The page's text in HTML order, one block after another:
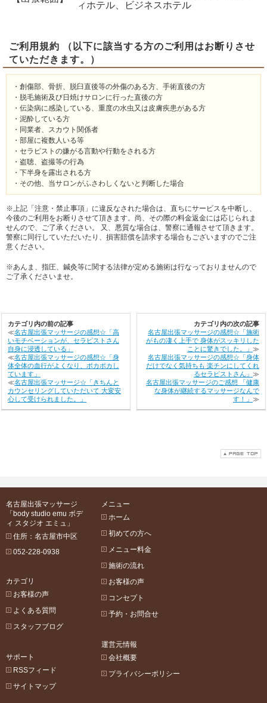
ィホテル、ビジネスホテル
ご利用規約 （以下に該当する方のご利用はお断りさせ
ていただきます。）
・創傷部、骨折、脱臼直後等の外傷のある方、手術直後の方
・脱毛施術及び日焼けサロンに行った直後の方
・伝染病に感染している、重度の水虫又は皮膚疾患がある方
・泥酔している方
・同業者、スカウト関係者
・部屋に複数人いる等
・セラピストの嫌がる言動や行動をされる方
・盗聴、盗撮等の行為
・下半身を露出される方
・その他、当サロンがふさわしくないと判断した場合
※上記「注意・禁止事項」に違反なされた場合は、直ちにサービスを中断し、
今後のご利用をお断りさせて頂きます。尚、その際の料金返金には応じられま
せんので、ご了承ください。 又、悪質な場合は、警察に通報させて頂きます。
警察に同行していただいたり、損害賠償を請求する場合もございますのでご注
意ください。
※あんま、指圧、鍼灸等に関する法律が定める施術は行なっておりませんので
ご了承くださいませ。
カテゴリ内の前の記事
≪名古屋出張マッサージの感想☆「高
いモチベーションが、セラピストさん
自身に浸透している」
≪名古屋出張マッサージの感想☆「身
体全体の血行がよくなり、ポカポカし
ています」
≪名古屋出張マッサージ☆「きちんと
カウンセリングしていただいて 大変安
心して受けられました。」
カテゴリ内の次の記事
名古屋出張マッサージの感想☆「施術
がもの凄く上手で 身体がスッキリした
ことに驚きでした。」 ≫
名古屋出張マッサージの感想☆「身体
だけでなく気持ちも 楽チンにしてくれ
るセラピストさん」 ≫
名古屋出張マッサージのご感想 「健康
な身体が継続するマッサージなんで
す！」 ≫
名古屋出張マッサージ
「body studio emu ボデ
ィ スタジオ エミュ」
住所：名古屋市中区
052-228-0938
メニュー
ホーム
初めての方へ
メニュー料金
施術の流れ
お客様の声
コンセプト
予約・お問合せ
カテゴリ
お客様の声
よくある質問
スタッフブログ
運営元情報
会社概要
プライバシーポリシー
サポート
RSSフィード
サイトマップ